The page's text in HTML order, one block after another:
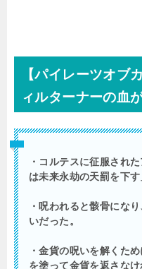
【パイレーツオブ
ィルターナーの血
・コルテスに征服され
は未来永劫の天罰を下す
・呪われると骸骨にな
いだった。
・金貨の呪いを解くた
を塗って金貨を返さなけ